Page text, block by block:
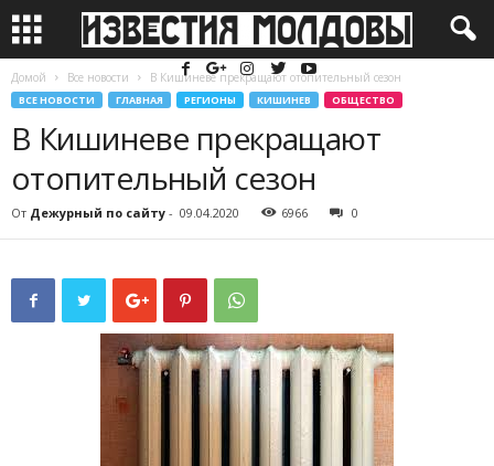
Домой Все новости В Кишиневе прекращают отопительный сезон
ВСЕ НОВОСТИ ГЛАВНАЯ РЕГИОНЫ КИШИНЕВ ОБЩЕСТВО
В Кишиневе прекращают
отопительный сезон
От Дежурный по сайту - 09.04.2020 6966 0